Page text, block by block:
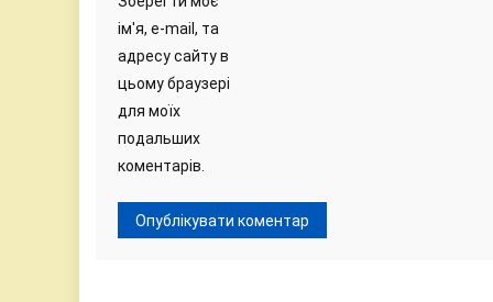
ім'я, e-mail, та
адресу сайту в
цьому браузері
для моїх
подальших
коментарів.